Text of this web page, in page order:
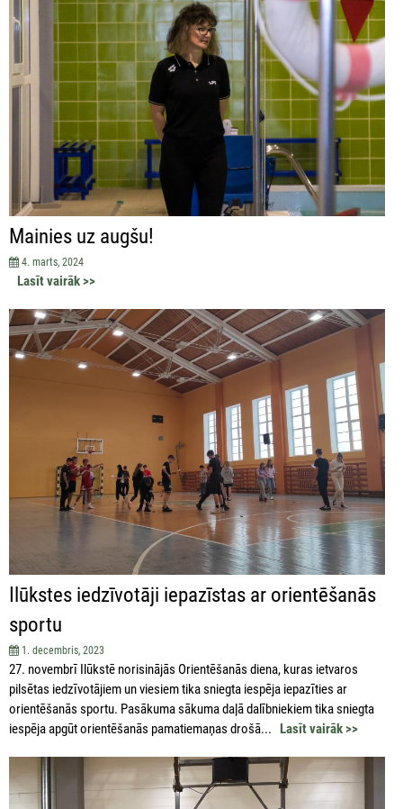
Mainies uz augšu!
4. marts, 2024
Lasīt vairāk >>
Ilūkstes iedzīvotāji iepazīstas ar orientēšanās
sportu
1. decembris, 2023
27. novembrī Ilūkstē norisinājās Orientēšanās diena, kuras ietvaros
pilsētas iedzīvotājiem un viesiem tika sniegta iespēja iepazīties ar
orientēšanās sportu. Pasākuma sākuma daļā dalībniekiem tika sniegta
iespēja apgūt orientēšanās pamatiemaņas drošā... Lasīt vairāk >>